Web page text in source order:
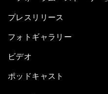
プレスリリース
フォトギャラリー
ビデオ
ポッドキャスト